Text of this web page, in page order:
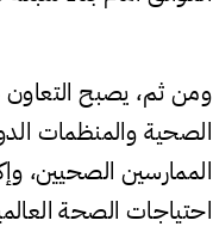
ومن ثم، يصبح التعاون
الصحية والمنظمات
الممارسين الصحيين،
احتياجات الصحة